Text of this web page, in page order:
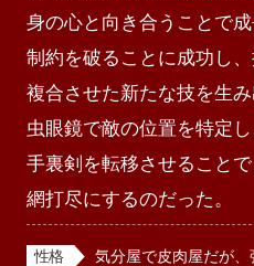
身の心と向き合うことで
制約を破ることに成功し
複合させた新たな技を生み
虫眼鏡で敵の位置を特定
手裏剣を転移させること
網打尽にするのだった。
性格 気分屋で皮肉屋だが